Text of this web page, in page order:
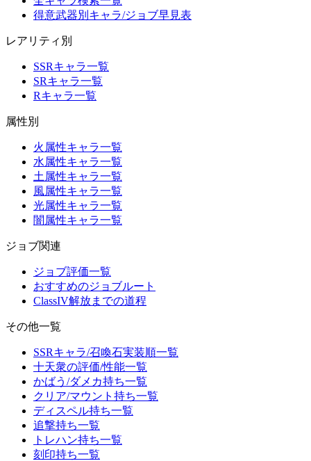
得意武器別キャラ/ジョブ早見表
レアリティ別
SSRキャラ一覧
SRキャラ一覧
Rキャラ一覧
属性別
火属性キャラ一覧
水属性キャラ一覧
土属性キャラ一覧
風属性キャラ一覧
光属性キャラ一覧
闇属性キャラ一覧
ジョブ関連
ジョブ評価一覧
おすすめのジョブルート
ClassIV解放までの道程
その他一覧
SSRキャラ/召喚石実装順一覧
十天衆の評価/性能一覧
かばう/ダメカ持ち一覧
クリア/マウント持ち一覧
ディスペル持ち一覧
追撃持ち一覧
トレハン持ち一覧
刻印持ち一覧